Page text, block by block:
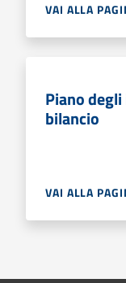
VAI ALLA
Piano
bilancio
VAI ALLA